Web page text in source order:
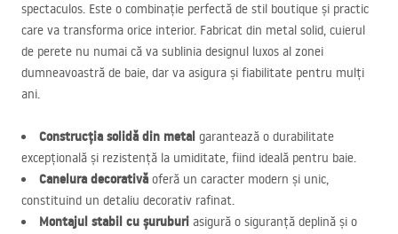
spectaculos. Este o combinație perfectă de stil boutique și practic
care va transforma orice interior. Fabricat din metal solid, cuierul
de perete nu numai că va sublinia designul luxos al zonei
dumneavoastră de baie, dar va asigura și fiabilitate pentru mulți
ani.
Construcția solidă din metal garantează o durabilitate
excepțională și rezistență la umiditate, fiind ideală pentru baie.
Canelura decorativă oferă un caracter modern și unic,
constituind un detaliu decorativ rafinat.
Montajul stabil cu șuruburi asigură o siguranță deplină și o